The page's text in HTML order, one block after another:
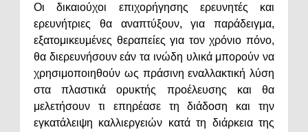
Οι δικαιούχοι επιχορήγησης ερευνητές και
ερευνήτριες θα αναπτύξουν, για παράδειγμα,
εξατομικευμένες θεραπείες για τον χρόνιο πόνο,
θα διερευνήσουν εάν τα ινώδη υλικά μπορούν να
χρησιμοποιηθούν ως πράσινη εναλλακτική λύση
στα πλαστικά ορυκτής προέλευσης και θα
μελετήσουν τι επηρέασε τη διάδοση και την
εγκατάλειψη καλλιεργειών κατά τη διάρκεια της